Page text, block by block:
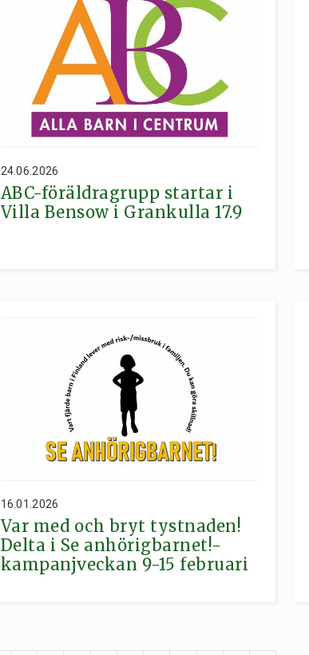
ABC-föräldragrupp startar i
Villa Bensow i Grankulla 17.9
24.06.2026
Var med och bryt tystnaden!
Delta i Se anhörigbarnet!-
kampanjveckan 9-15 februari
16.01.2026